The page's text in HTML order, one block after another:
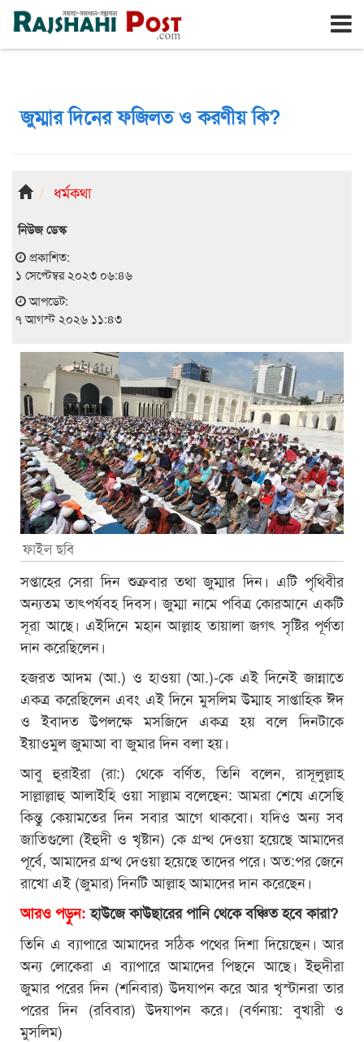
রাজশাহী শুক্রবার, ৭ই আগস্ট ২০২৬, ২৪শে শ্রাবণ ১৪৩৩
জুম্মার দিনের ফজিলত ও করণীয় কি?
ধর্মকথা
নিউজ ডেস্ক
প্রকাশিত:
১ সেপ্টেম্বর ২০২৩ ০৬:৪৬
আপডেট:
৭ আগস্ট ২০২৬ ১১:৪৩
ফাইল ছবি
সপ্তাহের সেরা দিন শুক্রবার তথা জুম্মার দিন। এটি পৃথিবীর
অন্যতম তাৎপর্যবহ দিবস। জুম্মা নামে পবিত্র কোরআনে একটি
সূরা আছে। এইদিনে মহান আল্লাহ তায়ালা জগৎ সৃষ্টির পূর্ণতা
দান করেছিলেন।
হজরত আদম (আ.) ও হাওয়া (আ.)-কে এই দিনেই জান্নাতে
একত্র করেছিলেন এবং এই দিনে মুসলিম উম্মাহ সাপ্তাহিক ঈদ
ও ইবাদত উপলক্ষে মসজিদে একত্র হয় বলে দিনটাকে
ইয়াওমুল জুমাআ বা জুমার দিন বলা হয়।
আবু হুরাইরা (রা:) থেকে বর্ণিত, তিনি বলেন, রাসূলুল্লাহ
সাল্লাল্লাহু আলাইহি ওয়া সাল্লাম বলেছেন: আমরা শেষে এসেছি
কিন্তু কেয়ামতের দিন সবার আগে থাকবো। যদিও অন্য সব
জাতিগুলো (ইহুদী ও খৃষ্টান) কে গ্রন্থ দেওয়া হয়েছে আমাদের
পূর্বে, আমাদের গ্রন্থ দেওয়া হয়েছে তাদের পরে। অত:পর জেনে
রাখো এই (জুমার) দিনটি আল্লাহ আমাদের দান করেছেন।
আরও পড়ুন:হাউজে কাউছারের পানি থেকে বঞ্চিত হবে কারা?
তিনি এ ব্যাপারে আমাদের সঠিক পথের দিশা দিয়েছেন। আর
অন্য লোকেরা এ ব্যাপারে আমাদের পিছনে আছে। ইহুদীরা
জুমার পরের দিন (শনিবার) উদযাপন করে আর খৃস্টানরা তার
পরের দিন (রবিবার) উদযাপন করে। (বর্ণনায়: বুখারী ও
মুসলিম)